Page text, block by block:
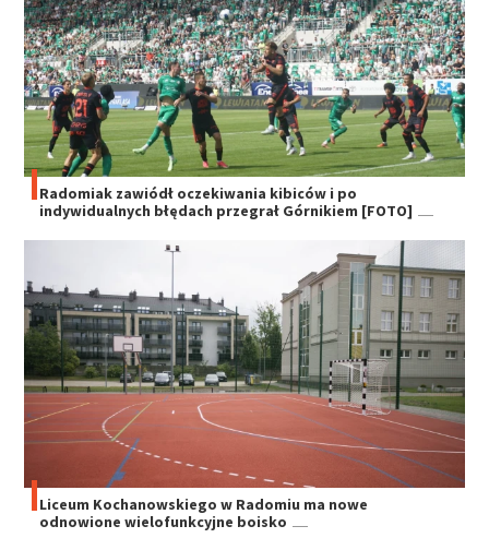
Radomiak zawiódł oczekiwania kibiców i po
indywidualnych błędach przegrał Górnikiem [FOTO]
Liceum Kochanowskiego w Radomiu ma nowe
odnowione wielofunkcyjne boisko